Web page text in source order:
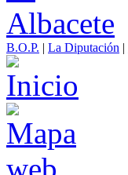
B.O.P. | La Diputación |